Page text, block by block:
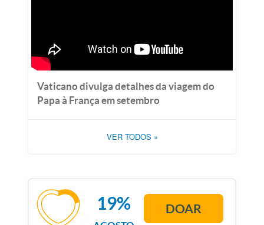
Vaticano divulga detalhes da viagem do
Papa à França em setembro
VER TODOS »
19% DOAR